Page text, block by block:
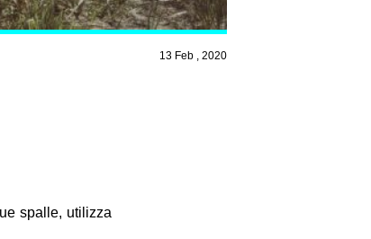
13 Feb , 2020
spalle, utilizza